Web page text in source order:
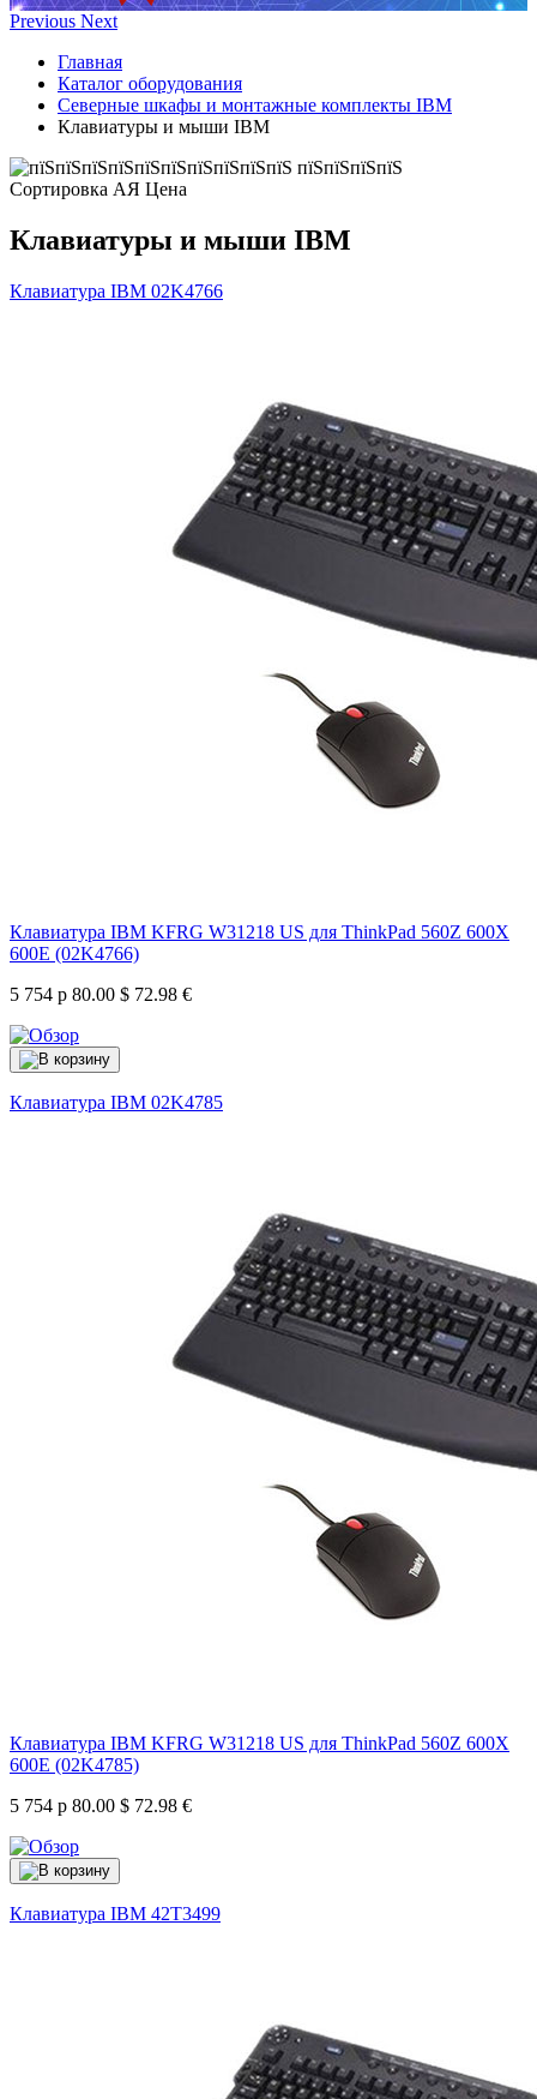
Previous Next
Главная
Каталог оборудования
Северные шкафы и монтажные комплекты IBM
Клавиатуры и мыши IBM
Сортировка АЯ Ценa
Клавиатуры и мыши IBM
Клавиатура IBM 02K4766
Клавиатура IBM KFRG W31218 US для ThinkPad 560Z 600X
600E (02K4766)
5 754 р 80.00 $ 72.98 €
Клавиатура IBM 02K4785
Клавиатура IBM KFRG W31218 US для ThinkPad 560Z 600X
600E (02K4785)
5 754 р 80.00 $ 72.98 €
Клавиатура IBM 42T3499